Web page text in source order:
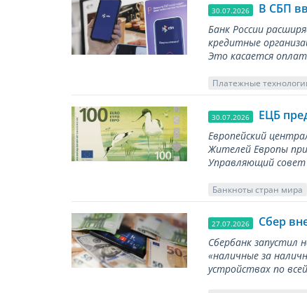
30.07.2026 В СБП
Банк России
кредитные
Это касается
Платежные
30.07.2026 ЕЦБ
Европейский
Жителей Европы
Управляющий совет
Банкноты стран мира
27.07.2026 Сбер
Сбербанк запустил
«наличные за
устройствах по